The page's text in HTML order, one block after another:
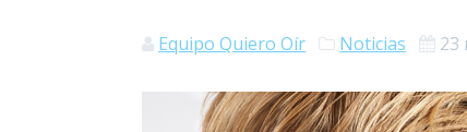
Equipo Quiero Oír Noticias 23